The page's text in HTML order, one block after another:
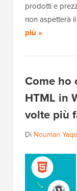
prodotti e
non aspetterà
più »
Come ho
HTML in
volte più
Di Nouman